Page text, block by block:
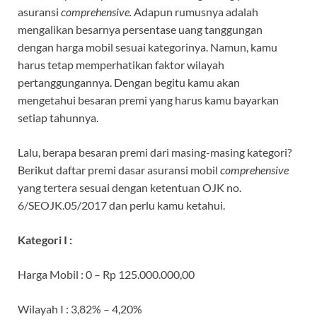
asuransi comprehensive.Adapun rumusnya adalah
mengalikan besarnya persentase uang tanggungan
dengan harga mobil sesuai kategorinya. Namun, kamu
harus tetap memperhatikan faktor wilayah
pertanggungannya. Dengan begitu kamu akan
mengetahui besaran premi yang harus kamu bayarkan
setiap tahunnya.
Lalu, berapa besaran premi dari masing-masing kategori?
Berikut daftar premi dasar asuransi mobil comprehensive
yang tertera sesuai dengan ketentuan OJK no.
6/SEOJK.05/2017 dan perlu kamu ketahui.
Kategori I :
Harga Mobil : 0 – Rp 125.000.000,00
Wilayah I : 3,82% – 4,20%